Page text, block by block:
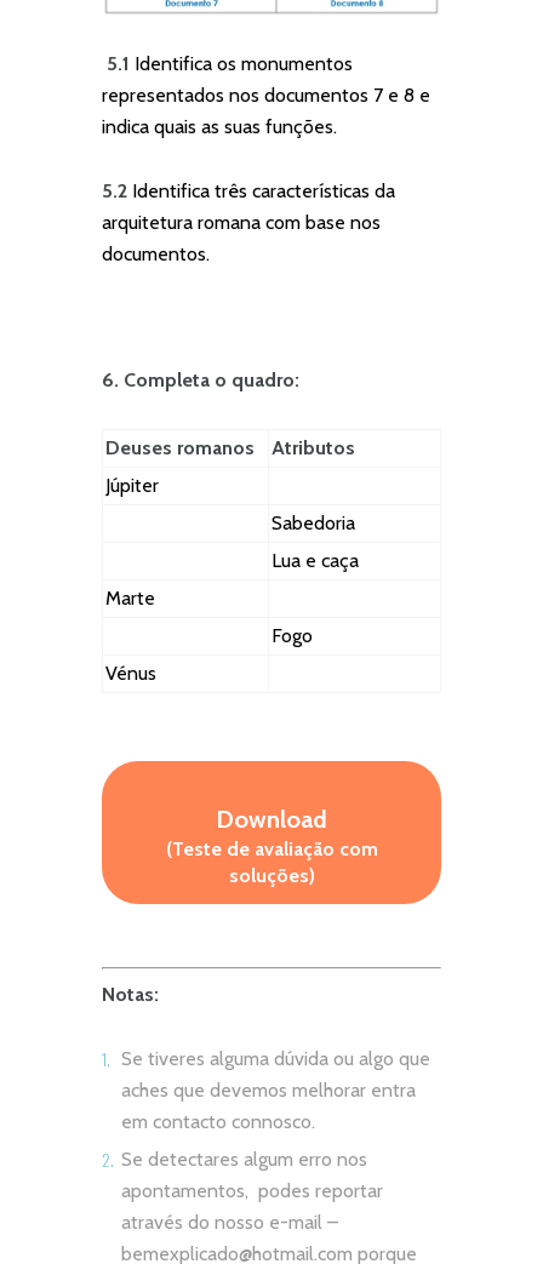
5.1 Identifica os monumentos
representados nos documentos 7 e 8 e
indica quais as suas funções.
5.2 Identifica três características da
arquitetura romana com base nos
documentos.
6. Completa o quadro:
Deuses romanos
Atributos
Júpiter
Sabedoria
Lua e caça
Marte
Fogo
Vénus
Download
(Teste de avaliação com
soluções)
Notas:
Se tiveres alguma dúvida ou algo que
aches que devemos melhorar entra
em contacto connosco.
Se detectares algum erro nos
apontamentos, podes reportar
através do nosso e-mail –
bemexplicado@hotmail.com porque